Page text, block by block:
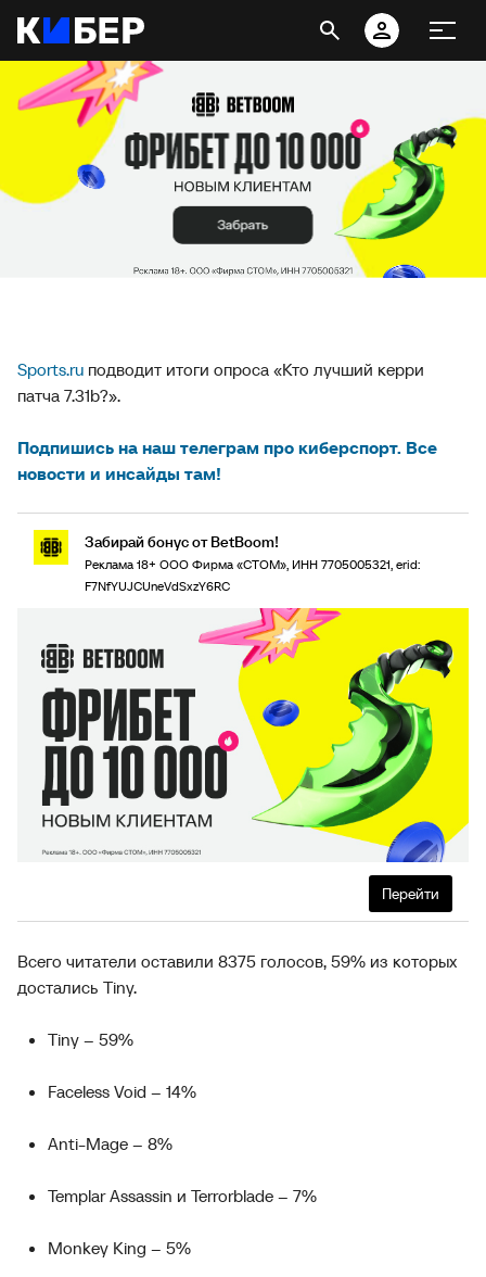
Sports.ru подводит итоги опроса «Кто лучший керри
патча 7.31b?».
Подпишись на наш телеграм про киберспорт. Все
новости и инсайды там!
Забирай бонус от BetBoom!
Реклама 18+ ООО Фирма «СТОМ», ИНН 7705005321, erid:
F7NfYUJCUneVdSxzY6RC
Перейти
Всего читатели оставили 8375 голосов, 59% из которых
достались Tiny.
Tiny – 59%
Faceless Void – 14%
Anti-Mage – 8%
Templar Assassin и Terrorblade – 7%
Monkey King – 5%